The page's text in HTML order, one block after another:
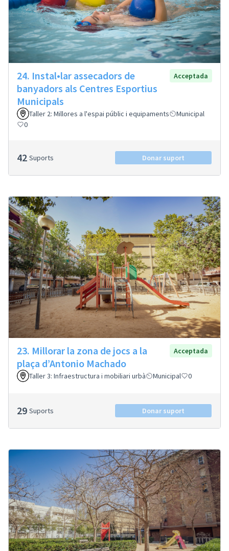
24. Instal•lar assecadors de
banyadors als Centres Esportius
Municipals
Acceptada
Taller 2: Millores a l'espai públic i equipaments
Municipal
0
42 Suports Donar suport
23. Millorar la zona de jocs a la
plaça d’Antonio Machado
Acceptada
Taller 3: Infraestructura i mobiliari urbà Municipal 0
29 Suports Donar suport